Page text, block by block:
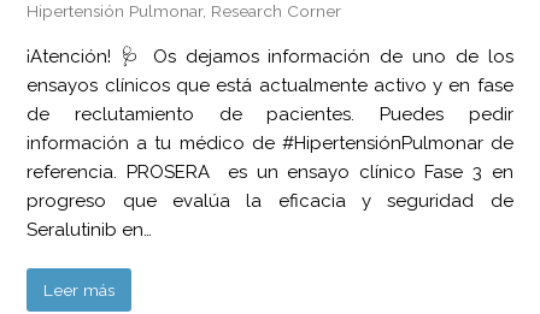
Hipertensión Pulmonar, Research Corner
¡Atención! 🩺 Os dejamos información de uno de los
ensayos clínicos que está actualmente activo y en fase
de reclutamiento de pacientes. Puedes pedir
información a tu médico de #HipertensiónPulmonar de
referencia. PROSERA es un ensayo clínico Fase 3 en
progreso que evalúa la eficacia y seguridad de
Seralutinib en…
Leer más